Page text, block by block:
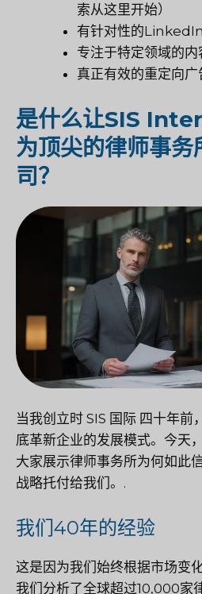
索从这里开始）
有针对性的
专注于特定领域的内
真正有效的重定向广
是什么让SIS
为顶尖的律师事务
司？
当我创立时 SIS 国际 四十年前
底革新企业的发展模式。今天
大家展示律师事务所为何如此
战略托付给我们。.
我们40年的经验
这是因为我们始终根据市场变
我们分析了全球超过10,000家